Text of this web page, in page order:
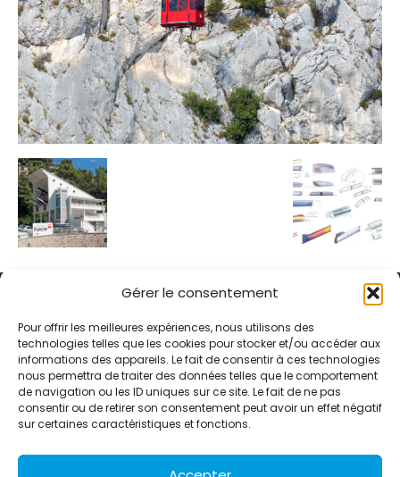
Gérer le consentement
Pour offrir les meilleures expériences, nous utilisons des
technologies telles que les cookies pour stocker et/ou accéder aux
informations des appareils. Le fait de consentir à ces technologies
nous permettra de traiter des données telles que le comportement
de navigation ou les ID uniques sur ce site. Le fait de ne pas
consentir ou de retirer son consentement peut avoir un effet négatif
sur certaines caractéristiques et fonctions.
Alternative Média est une agence de relations presse et de
relations publiques basée à Grenoble. Depuis 1995, elle conçoit et
pilote des stratégies de visibilité en France et à l’international
grâce à un réseau d’agences partenaires.